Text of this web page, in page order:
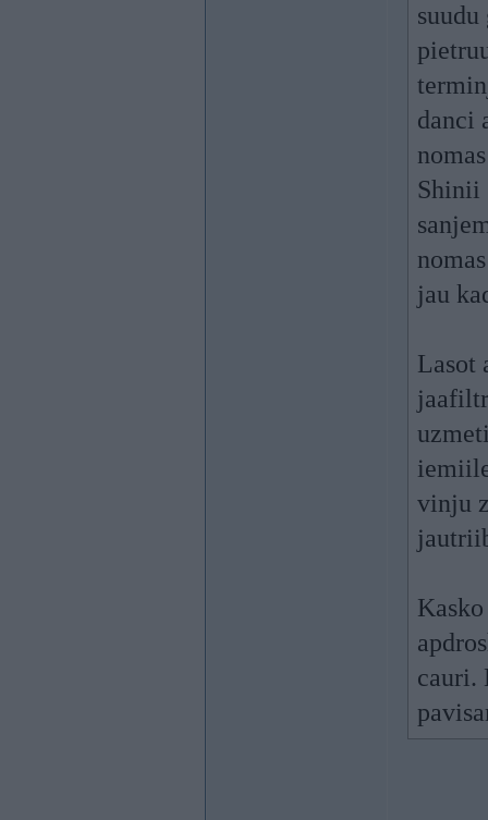
danci
Shinii
jau
Lasot
vinju
cauri.